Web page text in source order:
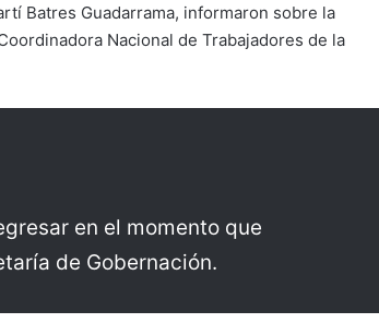
Batres Guadarrama, informaron sobre la
Nacional de Trabajadores de la
en el momento que
de Gobernación.